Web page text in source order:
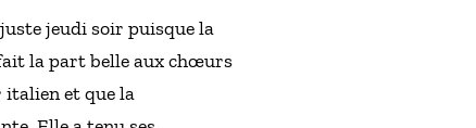
jeudi soir puisque la
la part belle aux chœurs
italien et que la